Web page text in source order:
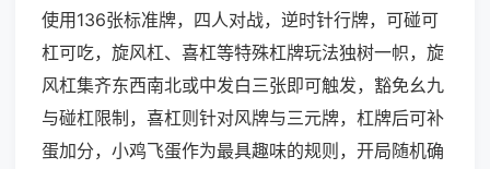
使用136张标准牌，四人对战，逆时针行牌，可碰可
杠可吃，旋风杠、喜杠等特殊杠牌玩法独树一帜，旋
风杠集齐东西南北或中发白三张即可触发，豁免幺九
与碰杠限制，喜杠则针对风牌与三元牌，杠牌后可补
蛋加分，小鸡飞蛋作为最具趣味的规则，开局随机确